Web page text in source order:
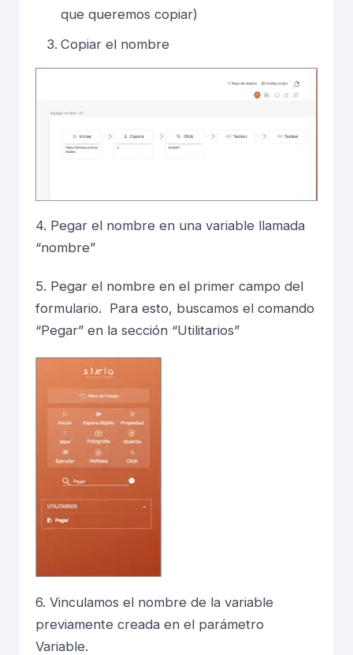
que queremos copiar)
Copiar el nombre
4. Pegar el nombre en una variable llamada
“nombre”
5. Pegar el nombre en el primer campo del
formulario. Para esto, buscamos el comando
“Pegar” en la sección “Utilitarios”
6. Vinculamos el nombre de la variable
previamente creada en el parámetro
Variable.